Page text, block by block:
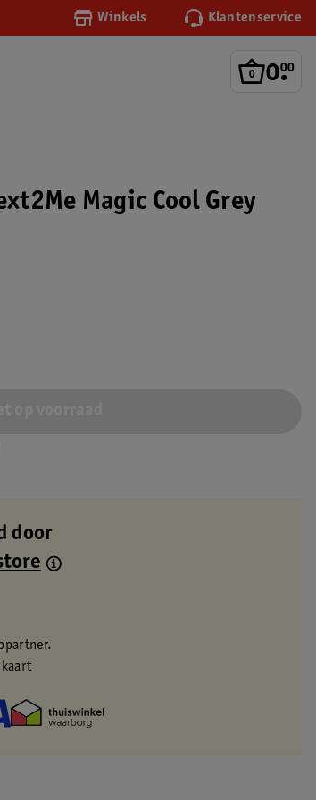
Winkels Klantenservice
0.
00
Magic Cool Grey
door